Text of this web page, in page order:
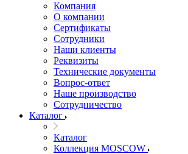
Компания
О компании
Сертификаты
Сотрудники
Наши клиенты
Реквизиты
Технические документы
Вопрос-ответ
Наше производство
Сотрудничество
Каталог
Каталог
Коллекция MOSCOW